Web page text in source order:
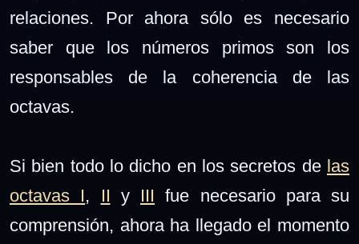
relaciones. Por ahora sólo es necesario
saber que los números primos son los
responsables de la coherencia de las
octavas.
Si bien todo lo dicho en los secretos de las
octavas I, II y III fue necesario para su
comprensión, ahora ha llegado el momento